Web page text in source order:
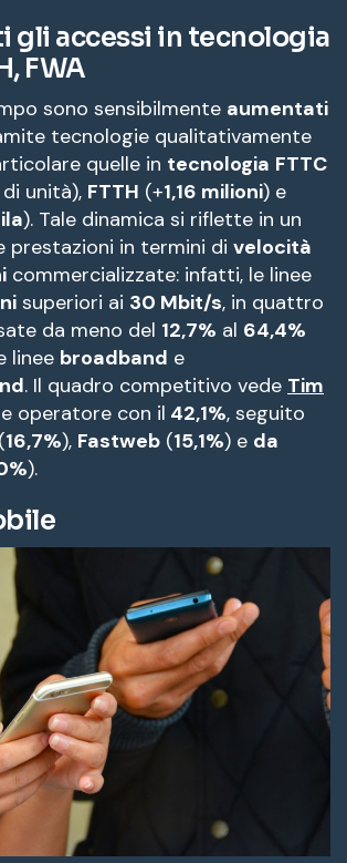
gli accessi in tecnologia
FWA
sono sensibilmente aumentati
tecnologie qualitativamente
quelle in tecnologia FTTC
di unità), FTTH (+1,16 milioni) e
). Tale dinamica si riflette in un
prestazioni in termini di velocità
commercializzate: infatti, le linee
superiori ai 30 Mbit/s, in quattro
da meno del 12,7% al 64,4%
linee broadband e
. Il quadro competitivo vede Tim
operatore con il 42,1%, seguito
(16,7%), Fastweb (15,1%) e da
).